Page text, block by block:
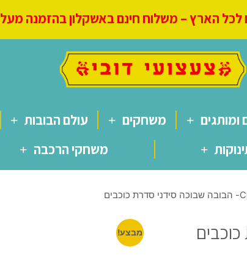
הארץ – משלוח חינם באשקלון בהזמנה מעל 250 ₪
ומותגים משחקים עולם הבובות
משחקי הרכבה
מבצע!